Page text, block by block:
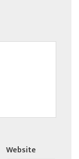
Website